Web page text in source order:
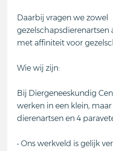
Daarbij vragen we zowel
gezelschapsdierenartsen
met affiniteit voor
Wie wij zijn:
Bij Diergeneeskundig
werken in een klein,
dierenartsen en 4
• Ons werkveld is gelijk